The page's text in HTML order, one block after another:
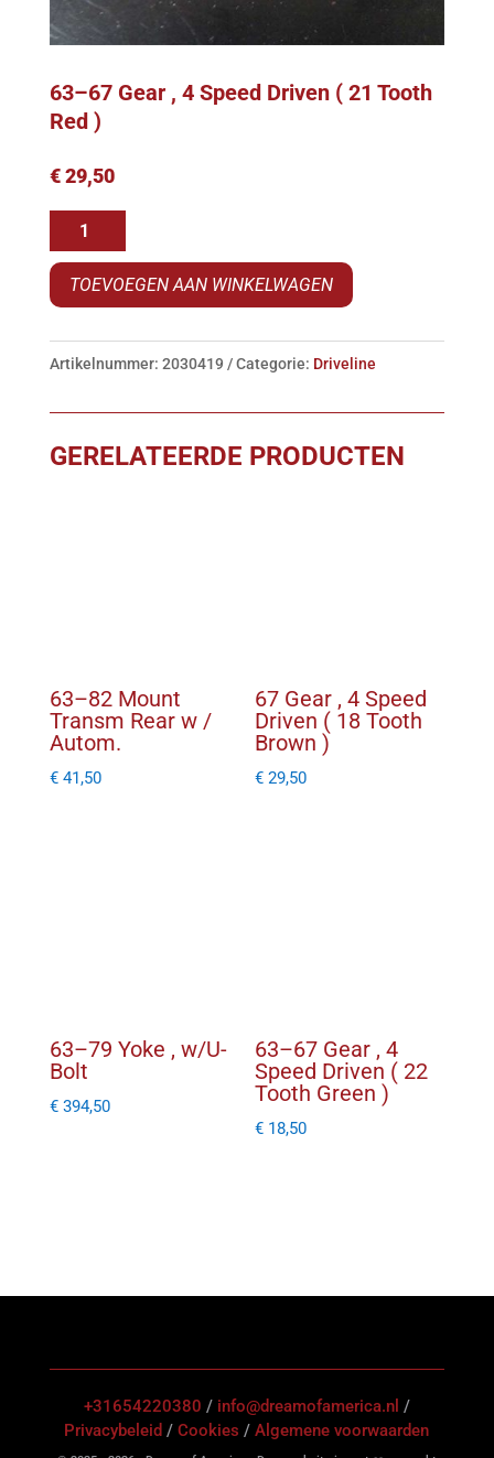
63–67 Gear , 4 Speed Driven ( 21 Tooth
Red )
€29,50
-67
Gear
4
Driven
21
TOEVOEGEN AAN WINKELWAGEN
Artikelnummer: 2030419 Categorie: Driveline
GERELATEERDE PRODUCTEN
63–82 Mount
Transm Rear w /
Autom.
€41,50
67 Gear , 4 Speed
Driven ( 18 Tooth
Brown )
€ 29,50
63–79 Yoke , w/U-
Bolt
€394,50
63–67 Gear , 4
Speed Driven ( 22
Tooth Green )
€ 18,50
+31654220380 / info@dreamofamerica.nl /
Privacybeleid /Cookies /Algemene voorwaarden